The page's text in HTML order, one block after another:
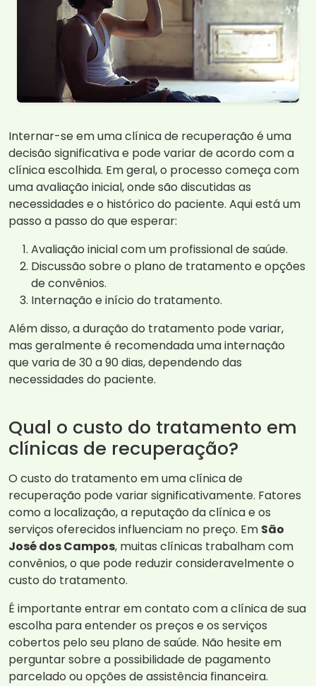
Internar-se em uma clínica de recuperação é uma
decisão significativa e pode variar de acordo com a
clínica escolhida. Em geral, o processo começa com
uma avaliação inicial, onde são discutidas as
necessidades e o histórico do paciente. Aqui está um
passo a passo do que esperar:
Avaliação inicial com um profissional de saúde.
Discussão sobre o plano de tratamento e opções
de convênios.
Internação e início do tratamento.
Além disso, a duração do tratamento pode variar,
mas geralmente é recomendada uma internação
que varia de 30 a 90 dias, dependendo das
necessidades do paciente.
Qual o custo do tratamento em
clínicas de recuperação?
O custo do tratamento em uma clínica de
recuperação pode variar significativamente. Fatores
como a localização, a reputação da clínica e os
serviços oferecidos influenciam no preço. Em São
José dos Campos, muitas clínicas trabalham com
convênios, o que pode reduzir consideravelmente o
custo do tratamento.
É importante entrar em contato com a clínica de sua
escolha para entender os preços e os serviços
cobertos pelo seu plano de saúde. Não hesite em
perguntar sobre a possibilidade de pagamento
parcelado ou opções de assistência financeira.